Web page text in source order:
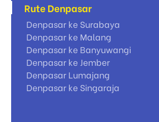
Rute Denpasar
Denpasar ke Surabaya
Denpasar ke Malang
Denpasar ke Banyuwangi
Denpasar ke Jember
Denpasar Lumajang
Denpasar ke Singaraja